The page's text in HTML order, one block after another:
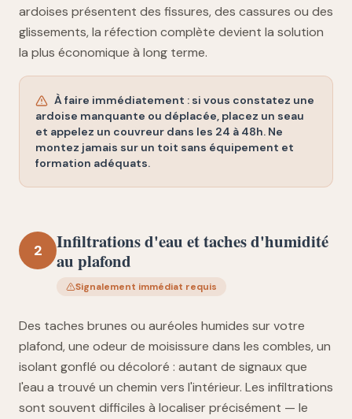
ardoises présentent des fissures, des cassures ou des
glissements, la réfection complète devient la solution
la plus économique à long terme.
À faire immédiatement : si vous constatez une
ardoise manquante ou déplacée, placez un seau
et appelez un couvreur dans les 24 à 48h. Ne
montez jamais sur un toit sans équipement et
formation adéquats.
2
Infiltrations d'eau et taches d'humidité
au plafond
Signalement immédiat requis
Des taches brunes ou auréoles humides sur votre
plafond, une odeur de moisissure dans les combles, un
isolant gonflé ou décoloré : autant de signaux que
l'eau a trouvé un chemin vers l'intérieur. Les infiltrations
sont souvent difficiles à localiser précisément — le